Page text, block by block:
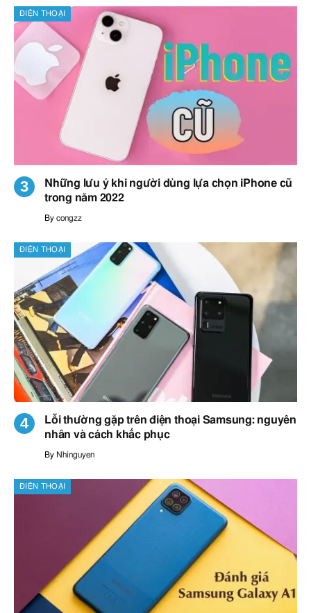
ĐIỆN THOẠI
Những lưu ý khi người dùng lựa chọn iPhone cũ
trong năm 2022
By congzz
ĐIỆN THOẠI
Lỗi thường gặp trên điện thoại Samsung: nguyên
nhân và cách khắc phục
By Nhinguyen
ĐIỆN THOẠI